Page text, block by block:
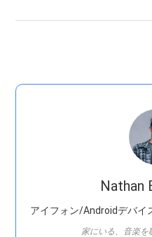
Nathan
アイフォン/Androidデバイ
家にいる、音楽を